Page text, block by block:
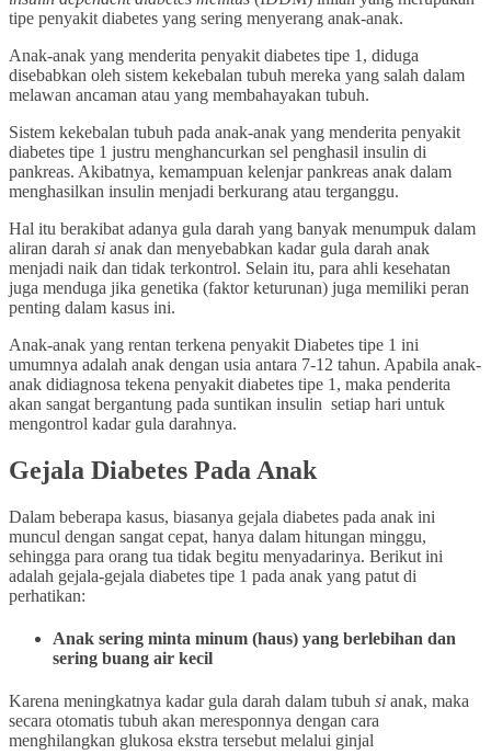
tipe penyakit diabetes yang sering menyerang anak-anak.
Anak-anak yang menderita penyakit diabetes tipe 1, diduga
disebabkan oleh sistem kekebalan tubuh mereka yang salah dalam
melawan ancaman atau yang membahayakan tubuh.
Sistem kekebalan tubuh pada anak-anak yang menderita penyakit
diabetes tipe 1 justru menghancurkan sel penghasil insulin di
pankreas. Akibatnya, kemampuan kelenjar pankreas anak dalam
menghasilkan insulin menjadi berkurang atau terganggu.
Hal itu berakibat adanya gula darah yang banyak menumpuk dalam
aliran darah si anak dan menyebabkan kadar gula darah anak
menjadi naik dan tidak terkontrol. Selain itu, para ahli kesehatan
juga menduga jika genetika (faktor keturunan) juga memiliki peran
penting dalam kasus ini.
Anak-anak yang rentan terkena penyakit Diabetes tipe 1 ini
umumnya adalah anak dengan usia antara 7-12 tahun. Apabila anak-
anak didiagnosa tekena penyakit diabetes tipe 1, maka penderita
akan sangat bergantung pada suntikan insulin setiap hari untuk
mengontrol kadar gula darahnya.
Gejala Diabetes Pada Anak
Dalam beberapa kasus, biasanya gejala diabetes pada anak ini
muncul dengan sangat cepat, hanya dalam hitungan minggu,
sehingga para orang tua tidak begitu menyadarinya. Berikut ini
adalah gejala-gejala diabetes tipe 1 pada anak yang patut di
perhatikan:
Anak sering minta minum (haus) yang berlebihan dan
sering buang air kecil
Karena meningkatnya kadar gula darah dalam tubuh si anak, maka
secara otomatis tubuh akan meresponnya dengan cara
menghilangkan glukosa ekstra tersebut melalui ginjal